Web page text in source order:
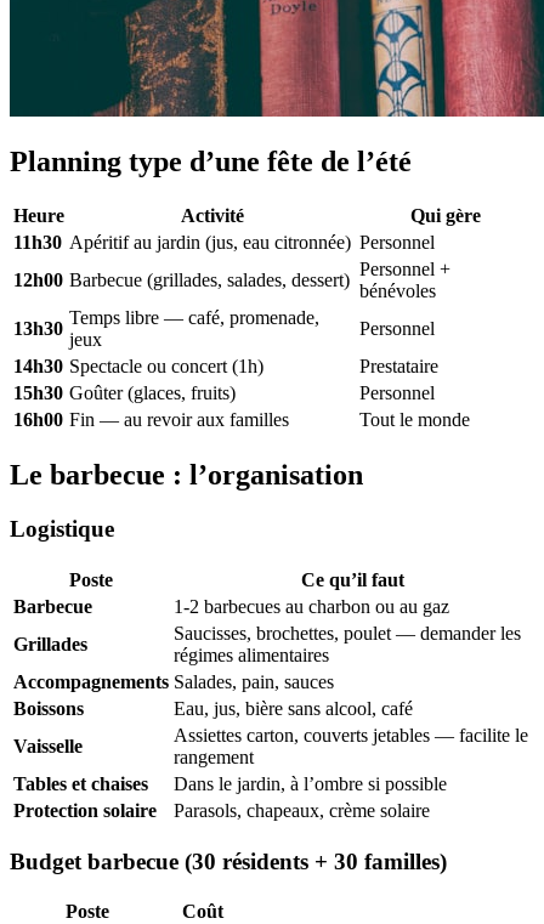
Planning type d’une fête de l’été
Heure Activité
Qui gère
11h30 Apéritif au jardin (jus, eau citronnée) Personnel
12h00 Barbecue (grillades, salades, dessert)
Personnel +
bénévoles
13h30
Temps libre — café, promenade,
jeux
Personnel
14h30 Spectacle ou concert (1h)
Prestataire
15h30 Goûter (glaces, fruits)
Personnel
16h00 Fin — au revoir aux familles Tout le monde
Le barbecue : l’organisation
Logistique
Poste
Ce qu’il faut
Barbecue
1-2 barbecues au charbon ou au gaz
Grillades
Saucisses, brochettes, poulet — demander les
régimes alimentaires
Accompagnements Salades, pain, sauces
Boissons
Eau, jus, bière sans alcool, café
Vaisselle
Assiettes carton, couverts jetables — facilite le
rangement
Tables et chaises
Dans le jardin, à l’ombre si possible
Protection solaire
Parasols, chapeaux, crème solaire
Budget barbecue (30 résidents + 30 familles)
Poste
Coût